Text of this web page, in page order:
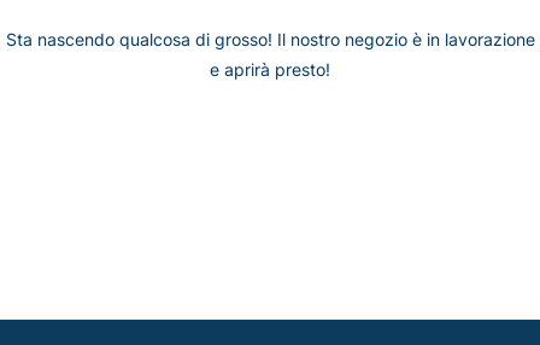
Sta nascendo qualcosa di grosso! Il nostro negozio è in lavorazione
e aprirà presto!